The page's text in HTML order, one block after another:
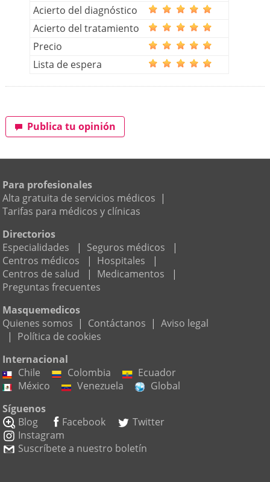
Acierto del diagnóstico
Acierto del tratamiento
Precio
Lista de espera
Publica tu opinión
Para profesionales
Alta gratuita de servicios médicos |
Tarifas para médicos y clínicas
Directorios
Especialidades
| Seguros médicos
|
Centros médicos
| Hospitales
|
Centros de salud
| Medicamentos
|
Preguntas frecuentes
Masquemedicos
Quienes somos | Contáctanos | Aviso legal
| Política de cookies
Internacional
Chile
Colombia
Ecuador
México
Venezuela
Global
Síguenos
Blog
Facebook
Twitter
Instagram
Suscríbete a nuestro boletín